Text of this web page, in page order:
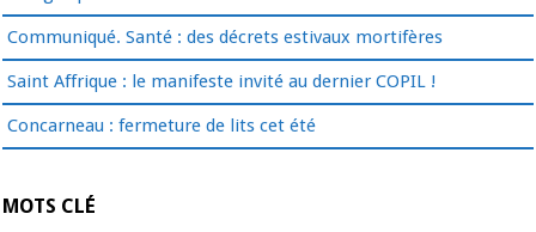
Communiqué. Santé : des décrets estivaux mortifères
Saint Affrique : le manifeste invité au dernier COPIL !
Concarneau : fermeture de lits cet été
MOTS CLÉ